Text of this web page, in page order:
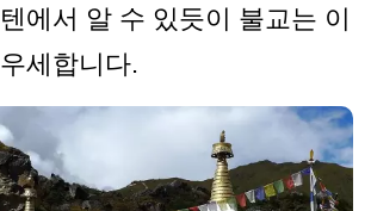
에서 알 수 있듯이 불교는 이
세합니다.